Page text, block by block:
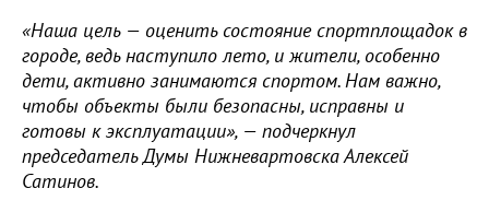
«Наша цель — оценить состояние спортплощадок в
городе, ведь наступило лето, и жители, особенно
дети, активно занимаются спортом. Нам важно,
чтобы объекты были безопасны, исправны и
готовы к эксплуатации», — подчеркнул
председатель Думы Нижневартовска Алексей
Сатинов.